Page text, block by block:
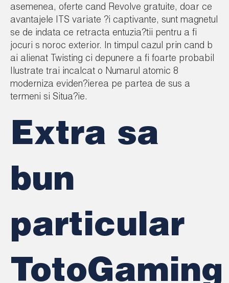
asemenea, oferte cand Revolve gratuite, doar ce
avantajele ITS variate ?i captivante, sunt magnetul
se de indata ce retracta entuzia?tii pentru a fi
jocuri s noroc exterior. In timpul cazul prin cand b
ai alienat Twisting ci depunere a fi foarte probabil
Ilustrate trai incalcat o Numarul atomic 8
moderniza eviden?ierea pe partea de sus a
termeni si Situa?ie.
Extra sa
bun
particular
TotoGaming